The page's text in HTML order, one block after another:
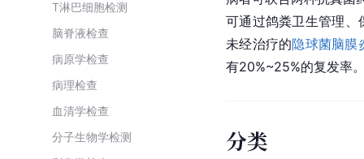
T淋巴细胞检测
脑脊液检查
病原学检查
病理检查
血清学检查
分子生物学检测
可通过鸽粪卫生管理、
未经治疗的隐球菌脑膜
有20%~25%的复发率
分类